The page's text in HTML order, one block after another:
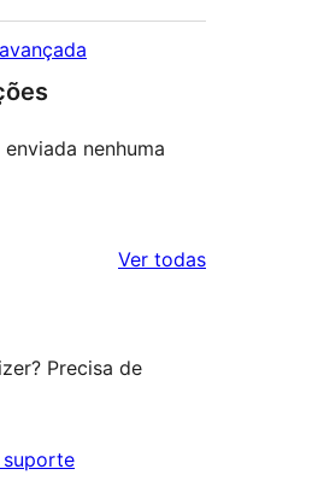
nenhuma
Ver todasavaliações
Precisa de